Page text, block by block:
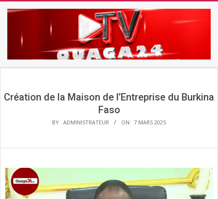
Skip
TV
OUAGA24
Menu
Création de la Maison de l’Entreprise du Burkina
Faso
BY: ADMINISTRATEUR ON: 7 MARS 2025